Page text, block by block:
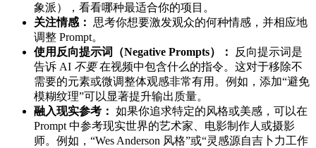
象派），看看哪种最适合你的项目。
关注情感：
思考你想要激发观众的何种情感，并相应地
调整 Prompt。
使用反向提示词（Negative Prompts）：
反向提示词是
告诉 AI 不要在视频中包含什么的指令。这对于移除不
需要的元素或微调整体观感非常有用。例如，添加“避免
模糊纹理”可以显著提升输出质量。
融入现实参考： 如果你追求特定的风格或美感，可以在
Prompt 中参考现实世界的艺术家、电影制作人或摄影
师。例如，“Wes Anderson 风格”或“灵感源自吉卜力工作